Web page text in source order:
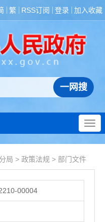
繁 RSS订阅 登录 加入收藏
局 > 政策法规 > 部门文件
00004